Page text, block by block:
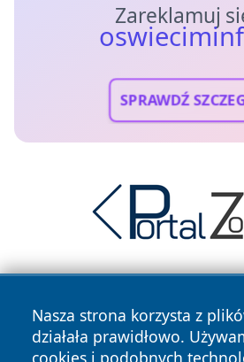
Zareklamuj
SPRAWDŹ
Nasza strona korzysta z
działała prawidłowo.
cookies i podobnych